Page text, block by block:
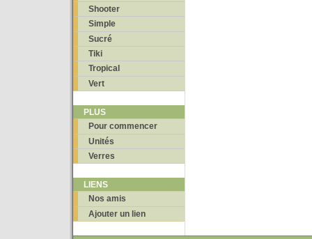
Shooter
Simple
Sucré
Tiki
Tropical
Vert
PLUS
Pour commencer
Unités
Verres
LIENS
Nos amis
Ajouter un lien